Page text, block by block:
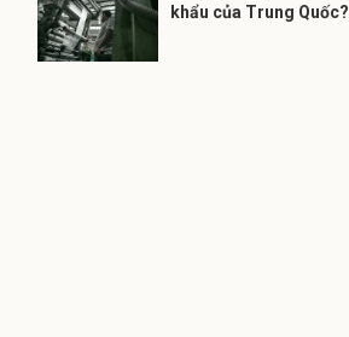
khẩu của Trung Quốc?